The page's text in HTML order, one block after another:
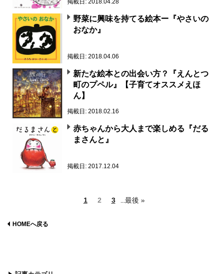
掲載日: 2018.04.28
野菜に興味を持てる絵本ー『やさいの
おなか』
掲載日: 2018.04.06
新たな絵本との出会い方？『えんとつ
町のプペル』【子育てオススメえほ
ん】
掲載日: 2018.02.16
赤ちゃんから大人まで楽しめる『だる
まさんと』
掲載日: 2017.12.04
1 2 3 ...最後 »
HOMEへ戻る